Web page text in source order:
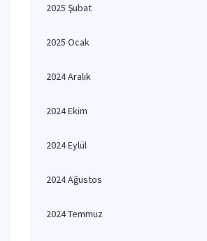
2025 Şubat
2025 Ocak
2024 Aralık
2024 Ekim
2024 Eylül
2024 Ağustos
2024 Temmuz